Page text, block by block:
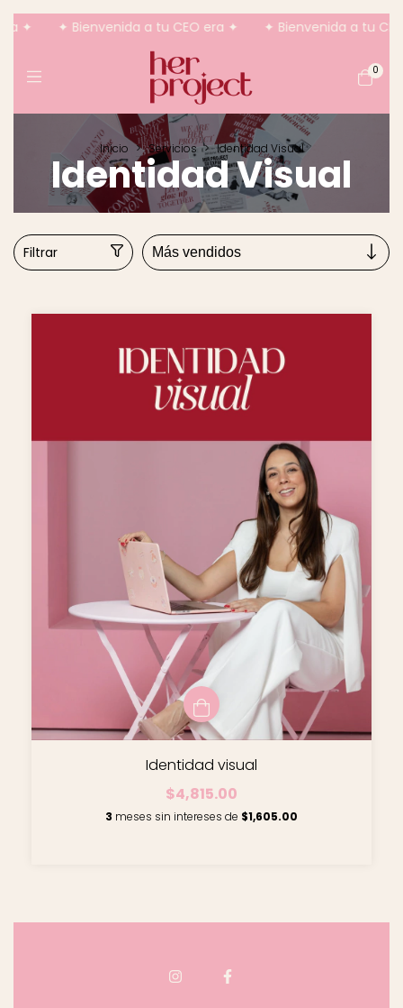
✦ ✦ Bienvenida a tu CEO era ✦ ✦ Bienvenida a tu CEO
0
Inicio > Servicios > Identidad Visual
Identidad Visual
Filtrar
Identidad visual
$4,815.00
3 meses sin intereses de $1,605.00